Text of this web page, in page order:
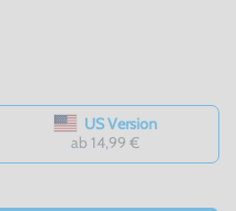
US Version
ab 14,99 €